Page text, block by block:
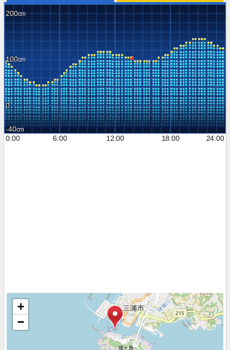
200
100
0
-40
0:00
6:00 12:00 18:00 24:00
+
−